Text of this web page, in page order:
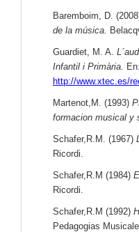
Baremboim, D.
de la música.
Guardiet, M. A.
Infantil i Primària. En:
http://www.xtec.es/
Martenot,M. (1993)
formacion musical y
Schafer,R.M. (1967)
Ricordi.
Schafer,R.M (1984)
Ricordi.
Schafer,R.M (1992)
Pedagogias